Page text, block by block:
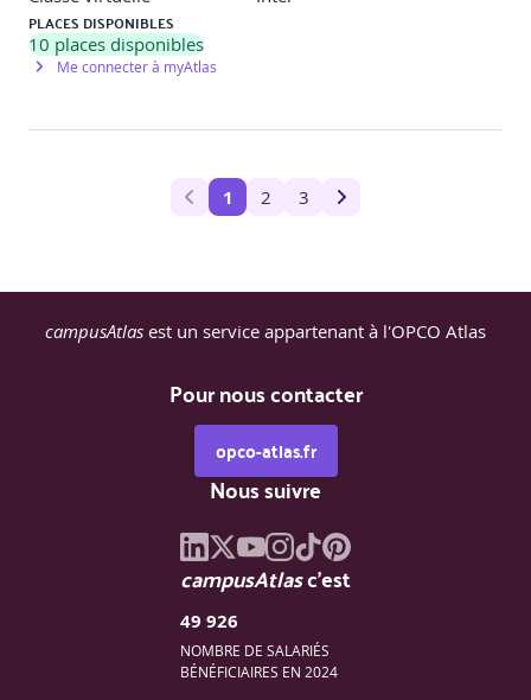
PLACES DISPONIBLES
10 places disponibles
Me connecter à myAtlas
1 2 3
campusAtlas est un service appartenant à l'OPCO Atlas
Pour nous contacter
opco-atlas.fr
Nous suivre
campusAtlasc'est
49 926
NOMBRE DE SALARIÉS
BÉNÉFICIAIRES EN 2024